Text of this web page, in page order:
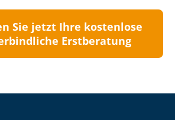
Sie jetzt Ihre kostenlose
Erstberatung